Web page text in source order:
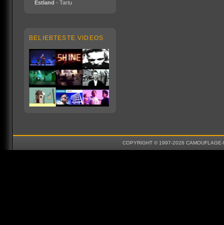
Estland - Tartu
BELIEBTESTE VIDEOS
COPYRIGHT © 1997-2026 CAMOUFLAGE-